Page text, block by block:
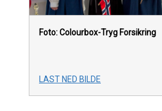
Foto: Colourbox-Tryg Forsikring
LAST NED BILDE